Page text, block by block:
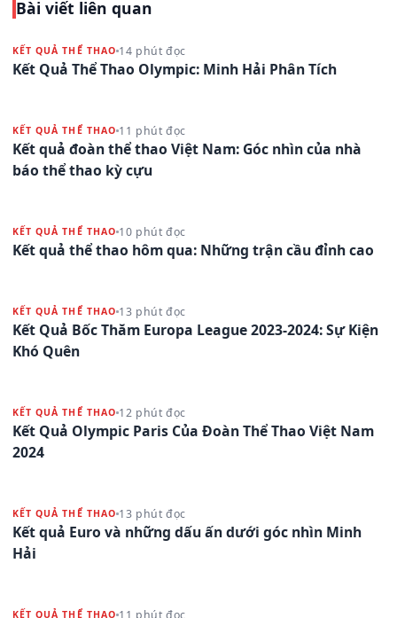
Bài viết liên quan
KẾT QUẢ THỂ THAO 14 phút đọc
Kết Quả Thể Thao Olympic: Minh Hải Phân Tích
KẾT QUẢ THỂ THAO 11 phút đọc
Kết quả đoàn thể thao Việt Nam: Góc nhìn của nhà
báo thể thao kỳ cựu
KẾT QUẢ THỂ THAO 10 phút đọc
Kết quả thể thao hôm qua: Những trận cầu đỉnh cao
KẾT QUẢ THỂ THAO 13 phút đọc
Kết Quả Bốc Thăm Europa League 2023-2024: Sự Kiện
Khó Quên
KẾT QUẢ THỂ THAO 12 phút đọc
Kết Quả Olympic Paris Của Đoàn Thể Thao Việt Nam
2024
KẾT QUẢ THỂ THAO 13 phút đọc
Kết quả Euro và những dấu ấn dưới góc nhìn Minh
Hải
KẾT QUẢ THỂ THAO 11 phút đọc